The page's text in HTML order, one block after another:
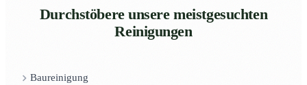
Durchstöbere unsere meistgesuchten
Reinigungen
Baureinigung